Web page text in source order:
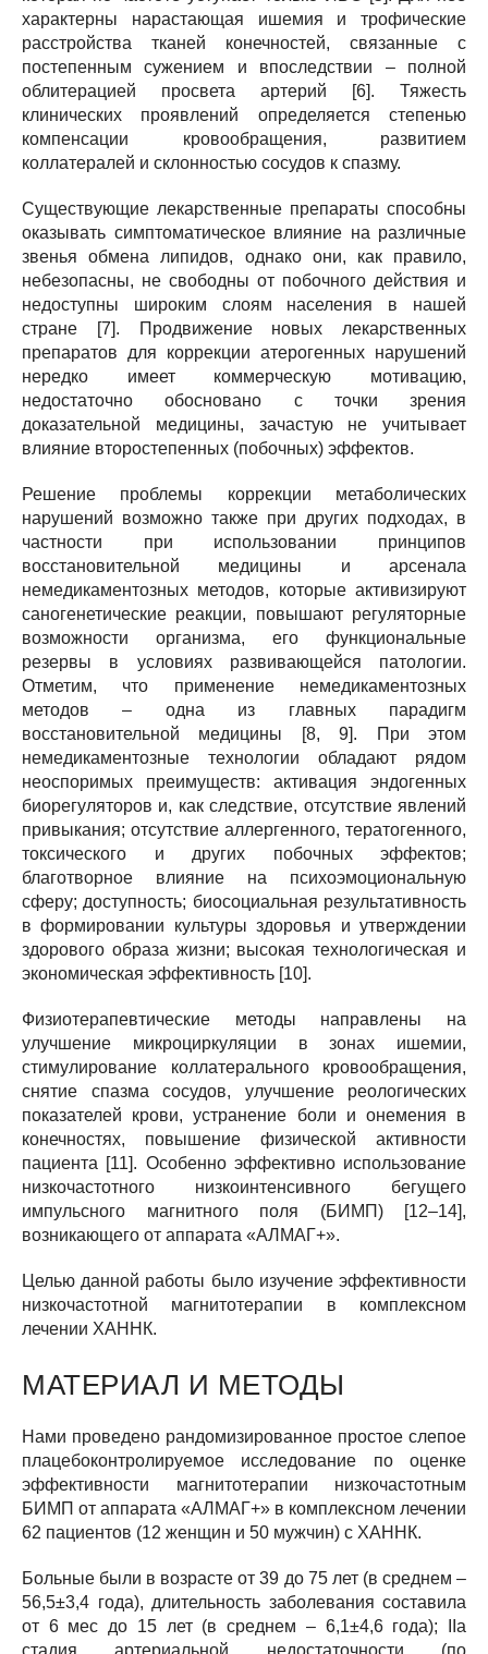
характерны нарастающая ишемия и трофические
расстройства тканей конечностей, связанные с
постепенным сужением и впоследствии – полной
облитерацией просвета артерий [6]. Тяжесть
клинических проявлений определяется степенью
компенсации кровообращения, развитием
коллатералей и склонностью сосудов к спазму.
Существующие лекарственные препараты способны
оказывать симптоматическое влияние на различные
звенья обмена липидов, однако они, как правило,
небезопасны, не свободны от побочного действия и
недоступны широким слоям населения в нашей
стране [7]. Продвижение новых лекарственных
препаратов для коррекции атерогенных нарушений
нередко имеет коммерческую мотивацию,
недостаточно обосновано с точки зрения
доказательной медицины, зачастую не учитывает
влияние второстепенных (побочных) эффектов.
Решение проблемы коррекции метаболических
нарушений возможно также при других подходах, в
частности при использовании принципов
восстановительной медицины и арсенала
немедикаментозных методов, которые активизируют
саногенетические реакции, повышают регуляторные
возможности организма, его функциональные
резервы в условиях развивающейся патологии.
Отметим, что применение немедикаментозных
методов – одна из главных парадигм
восстановительной медицины [8, 9]. При этом
немедикаментозные технологии обладают рядом
неоспоримых преимуществ: активация эндогенных
биорегуляторов и, как следствие, отсутствие явлений
привыкания; отсутствие аллергенного, тератогенного,
токсического и других побочных эффектов;
благотворное влияние на психоэмоциональную
сферу; доступность; биосоциальная результативность
в формировании культуры здоровья и утверждении
здорового образа жизни; высокая технологическая и
экономическая эффективность [10].
Физиотерапевтические методы направлены на
улучшение микроциркуляции в зонах ишемии,
стимулирование коллатерального кровообращения,
снятие спазма сосудов, улучшение реологических
показателей крови, устранение боли и онемения в
конечностях, повышение физической активности
пациента [11]. Особенно эффективно использование
низкочастотного низкоинтенсивного бегущего
импульсного магнитного поля (БИМП) [12–14],
возникающего от аппарата «АЛМАГ+».
Целью данной работы было изучение эффективности
низкочастотной магнитотерапии в комплексном
лечении ХАННК.
МАТЕРИАЛ И МЕТОДЫ
Нами проведено рандомизированное простое слепое
плацебоконтролируемое исследование по оценке
эффективности магнитотерапии низкочастотным
БИМП от аппарата «АЛМАГ+» в комплексном лечении
62 пациентов (12 женщин и 50 мужчин) с ХАННК.
Больные были в возрасте от 39 до 75 лет (в среднем –
56,5±3,4 года), длительность заболевания составила
от 6 мес до 15 лет (в среднем – 6,1±4,6 года); IIа